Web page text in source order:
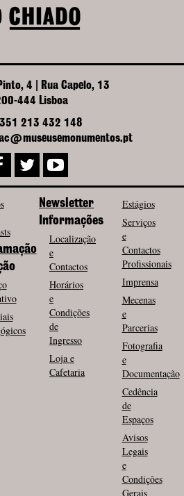
4 | Rua Capelo, 13
444 Lisboa
213 432 148
Newsletter
Informações
Localização
e
Contactos
Horários
e
Condições
de
Ingresso
Loja e
Cafetaria
Estágios
Serviços
e
Contactos
Profissionais
Imprensa
Mecenas
e
Parcerias
Fotografia
e
Documentação
Cedência
de
Espaços
Avisos
Legais
e
Condições
Gerais